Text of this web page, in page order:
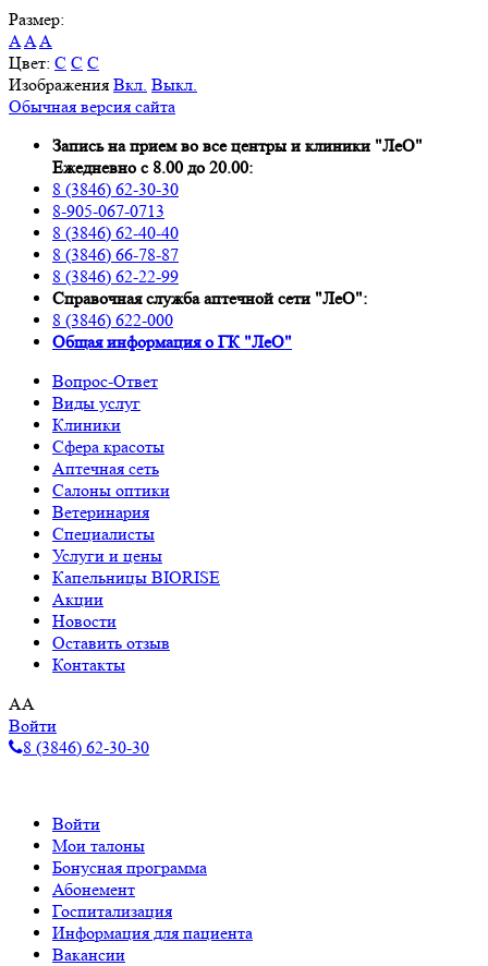
Размер:
AAA
Цвет: C C C
Изображения Вкл. Выкл.
Обычная версия сайта
Запись на прием во все центры и клиники "ЛеО"
Ежедневно с 8.00 до 20.00:
8 (3846) 62-30-30
8-905-067-0713
8 (3846) 62-40-40
8 (3846) 66-78-87
8 (3846) 62-22-99
Справочная служба аптечной сети "ЛеО":
8 (3846) 622-000
Oбщая информация о ГК "ЛеО"
Вопрос-Ответ
Виды услуг
Клиники
Сфера красоты
Аптечная сеть
Салоны оптики
Ветеринария
Специалисты
Услуги и цены
Капельницы BIORISE
Акции
Новости
Оставить отзыв
Контакты
AA
Войти
8 (3846) 62-30-30
Войти
Мои талоны
Бонусная программа
Абонемент
Госпитализация
Информация для пациента
Вакансии